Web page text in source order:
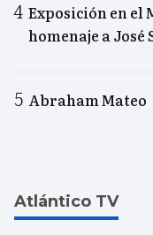
Exposición en el
homenaje a José
Abraham Mateo
Atlántico TV